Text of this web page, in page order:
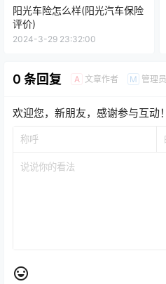
阳光车险怎么样(阳光汽车保险
评价)
2024-3-29 23:32:00
0 条回复 A 文章作者 M 管理员
欢迎您，新朋友，感谢参与互动！